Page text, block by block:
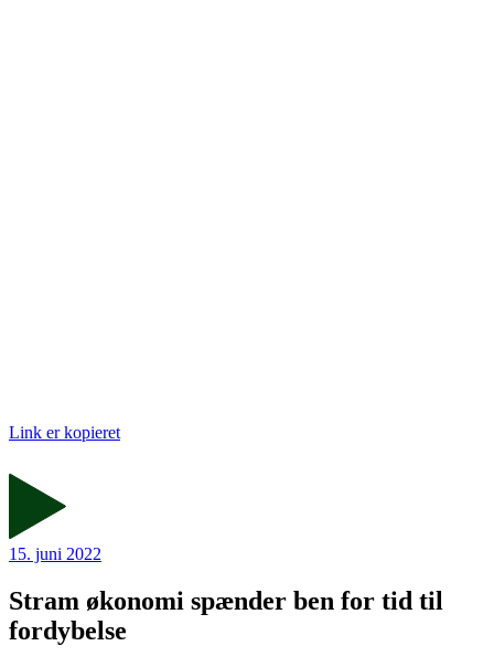
Link er kopieret
15. juni 2022
Stram økonomi spænder ben for tid til
fordybelse